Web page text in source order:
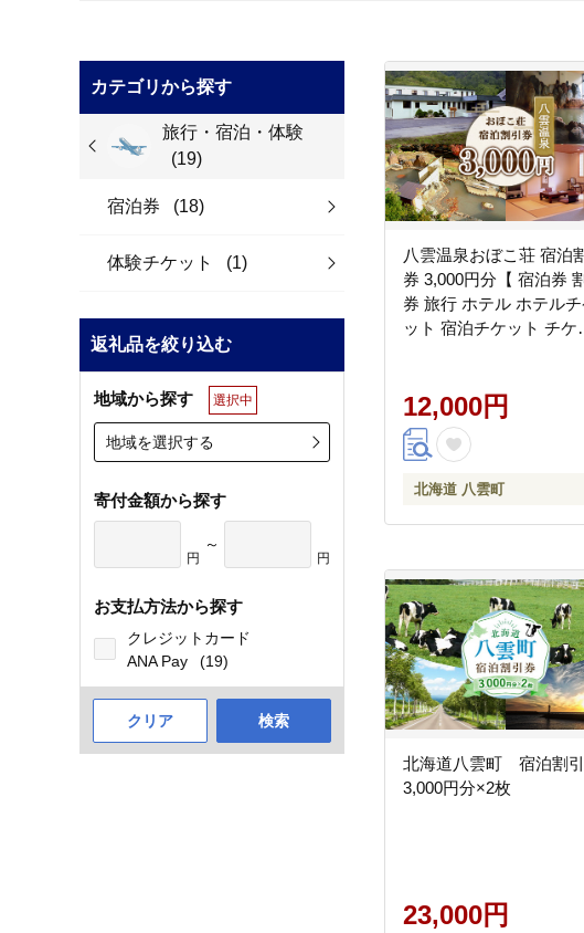
カテゴリから探す
旅行・宿泊・体験
(19)
宿泊券 (18)
体験チケット (1)
返礼品を絞り込む
地域から探す 選択中
地域を選択する
寄付金額から探す
円
～
円
お支払方法から探す
クレジットカード
ANA Pay
(19)
クリア 検索
八雲温泉おぼこ荘 宿泊
券 3,000円分【 宿泊券
券 旅行 ホテル ホテルチ
ット 宿泊チケット チケ
12,000円
北海道 八雲町
北海道八雲町 宿泊割
3,000円分×2枚
23,000円